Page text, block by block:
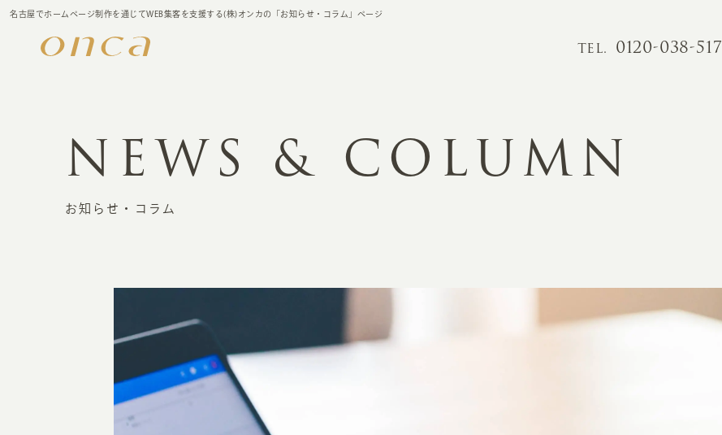
名古屋でホームページ制作を通じてWEB集客を支援する(株)オンカの「お知らせ・コラム」ページ
TEL. 0120-038-517
NEWS & COLUMN
お知らせ・コラム